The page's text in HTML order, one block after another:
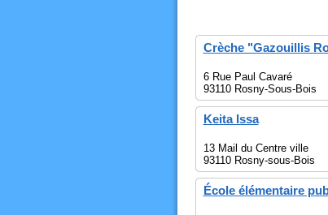
Crèche "Gazouillis
6 Rue Paul Cavaré
93110 Rosny-Sous-Bois
Keita Issa
13 Mail du Centre ville
93110 Rosny-sous-Bois
École élémentaire